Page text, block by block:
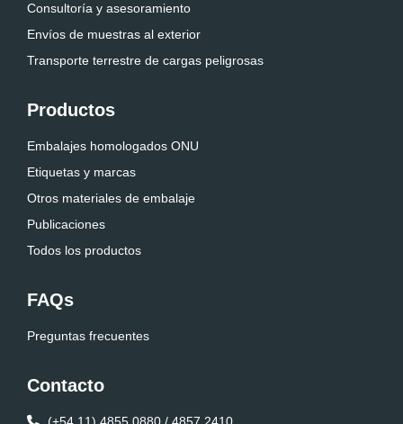
Consultoría y asesoramiento
Envíos de muestras al exterior
Transporte terrestre de cargas peligrosas
Productos
Embalajes homologados ONU
Etiquetas y marcas
Otros materiales de embalaje
Publicaciones
Todos los productos
FAQs
Preguntas frecuentes
Contacto